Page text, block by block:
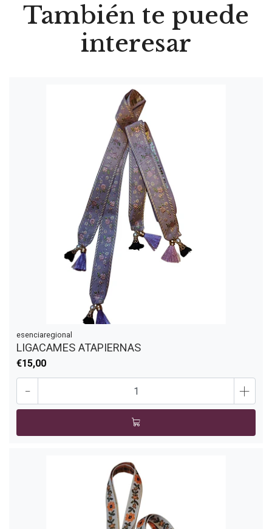
También te puede
interesar
esenciaregional
LIGACAMES ATAPIERNAS
€15,00
- +